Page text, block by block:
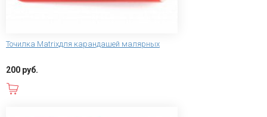
Точилка Matrixдля карандашей малярных
200 руб.